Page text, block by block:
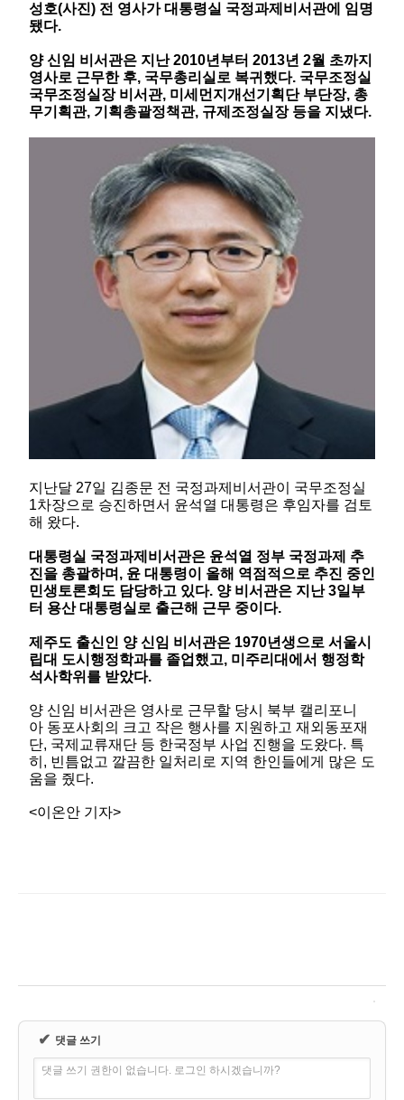
성호(사진) 전 영사가 대통령실 국정과제비서관에 임명
됐다.
양 신임 비서관은 지난2010년부터 2013년 2월 초까지
영사로 근무한 후, 국무총리실로 복귀했다. 국무조정실
국무조정실장 비서관, 미세먼지개선기획단 부단장, 총
무기획관, 기획총괄정책관, 규제조정실장 등을 지냈다.
지난달 27일 김종문 전 국정과제비서관이 국무조정실
1차장으로 승진하면서 윤석열 대통령은 후임자를 검토
해 왔다.
대통령실 국정과제비서관은 윤석열 정부 국정과제 추
진을 총괄하며 , 윤 대통령이 올해 역점적으로 추진 중인
민생토론회도 담당하고 있다. 양 비서관은 지난3일부
터 용산 대통령실로 출근해 근무 중이다.
제주도 출신인 양 신임 비서관은 1970년생으로 서울시
립대 도시행정학과를 졸업했고, 미주리대에서 행정학
석사학위를 받았다.
양 신임 비서관은 영사로 근무할 당시 북부 캘리포니
아 동포사회의 크고 작은 행사를 지원하고 재외동포재
단, 국제교류재단 등 한국정부 사업 진행을 도왔다. 특
히, 빈틈없고 깔끔한 일처리로 지역 한인들에게 많은 도
움을 줬다.
<이온안 기자>
✔ 댓글 쓰기
댓글 쓰기 권한이 없습니다. 로그인 하시겠습니까?